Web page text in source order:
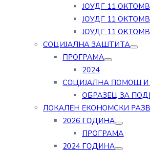
ЈОУДГ 11
ЈОУДГ 11
ЈОУДГ 11
СОЦИЈАЛНА ЗАШТИТА
ПРОГРАМА
2024
СОЦИЈАЛНА ПОМОШ
ОБРАЗЕЦ ЗА
ЛОКАЛЕН ЕКОНОМСКИ
2026 ГОДИНА
ПРОГРАМА
2024 ГОДИНА